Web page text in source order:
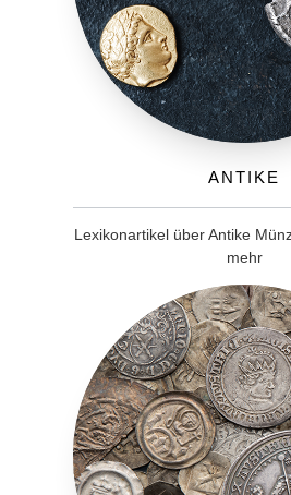
Antike
Lexikonartikel über Antike
mehr